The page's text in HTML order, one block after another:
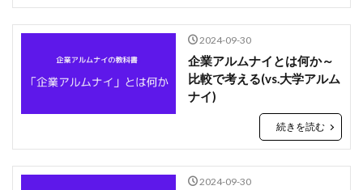
2024-09-30
企業アルムナイとは何か～
比較で考える(vs.大学アルム
ナイ)
続きを読む
2024-09-30